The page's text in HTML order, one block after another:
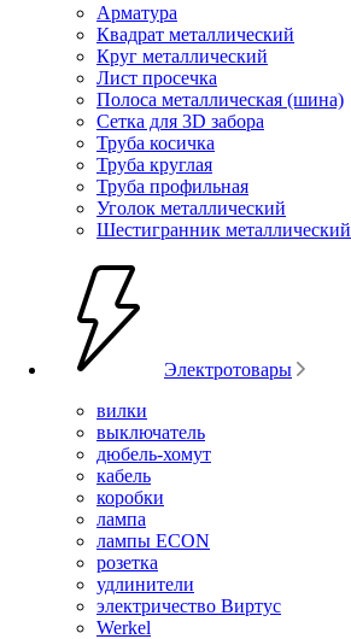
Арматура
Квадрат металлический
Круг металлический
Лист просечка
Полоса металлическая (шина)
Сетка для 3D забора
Труба косичка
Труба круглая
Труба профильная
Уголок металлический
Шестигранник металлический
Электротовары
вилки
выключатель
дюбель-хомут
кабель
коробки
лампа
лампы ECON
розетка
удлинители
электричество Виртус
Werkel